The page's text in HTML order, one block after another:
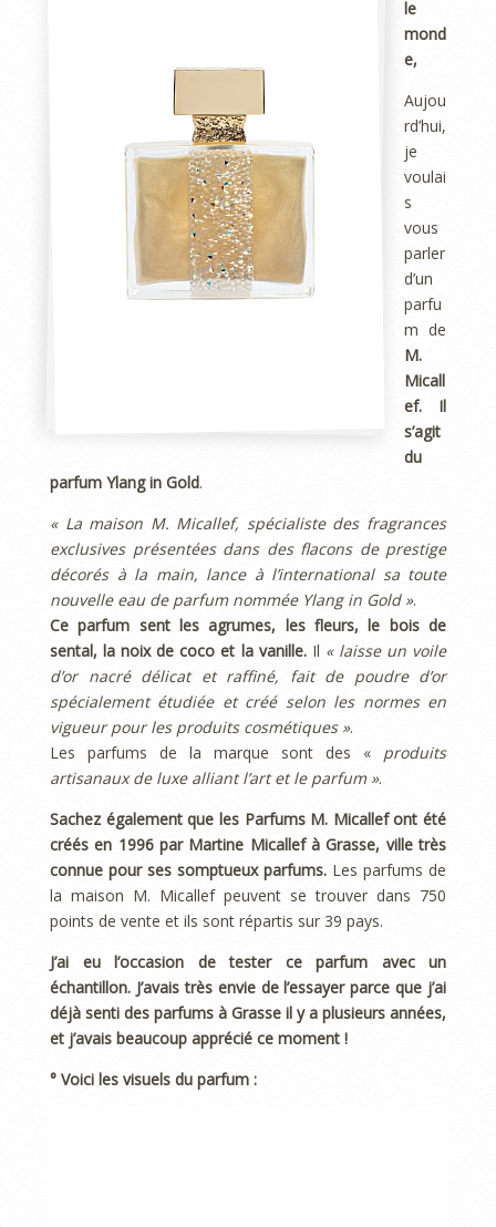
le
mond
e,
Aujou
rd’hui,
je
voulai
s
vous
parler
d’un
parfu
m de
M.
Micall
ef. Il
s’agit
du
parfum Ylang in Gold.
« La maison M. Micallef, spécialiste des fragrances
exclusives présentées dans des flacons de prestige
décorés à la main, lance à l’international sa toute
nouvelle eau de parfum nommée Ylang in Gold ».
Ce parfum sent les agrumes, les fleurs, le bois de
sental, la noix de coco et la vanille.Il « laisse un voile
d’or nacré délicat et raffiné, fait de poudre d’or
spécialement étudiée et créé selon les normes en
vigueur pour les produits cosmétiques ».
Les parfums de la marque sont des « produits
artisanaux de luxe alliant l’art et le parfum ».
Sachez également que les Parfums M. Micallef ont été
créés en 1996 par Martine Micallef à Grasse, ville très
connue pour ses somptueux parfums. Les parfums de
la maison M. Micallef peuvent se trouver dans 750
points de vente et ils sont répartis sur 39 pays.
J’ai eu l’occasion de tester ce parfum avec un
échantillon. J’avais très envie de l’essayer parce que j’ai
déjà senti des parfums à Grasse il y a plusieurs années,
et j’avais beaucoup apprécié ce moment !
° Voici les visuels du parfum :